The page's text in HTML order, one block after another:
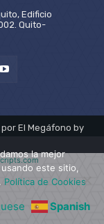
Edificio
Quito-
El Megáfono by
Spanish
la mejor
este sitio,
Política de Cookies